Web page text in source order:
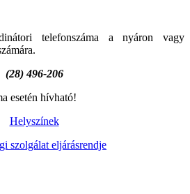
telefonszáma a nyáron vagy
(28) 496-206
esetén hívható!
Helyszínek
szolgálat eljárásrendje